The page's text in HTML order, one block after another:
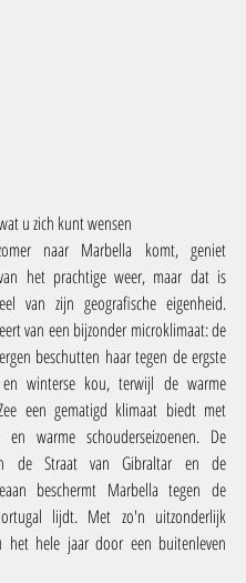
u zich kunt wensen
naar Marbella komt, geniet
het prachtige weer, maar dat is
van zijn geografische eigenheid.
van een bijzonder microklimaat: de
beschutten haar tegen de ergste
winterse kou, terwijl de warme
een gematigd klimaat biedt met
en warme schouderseizoenen. De
de Straat van Gibraltar en de
beschermt Marbella tegen de
lijdt. Met zo'n uitzonderlijk
hele jaar door een buitenleven